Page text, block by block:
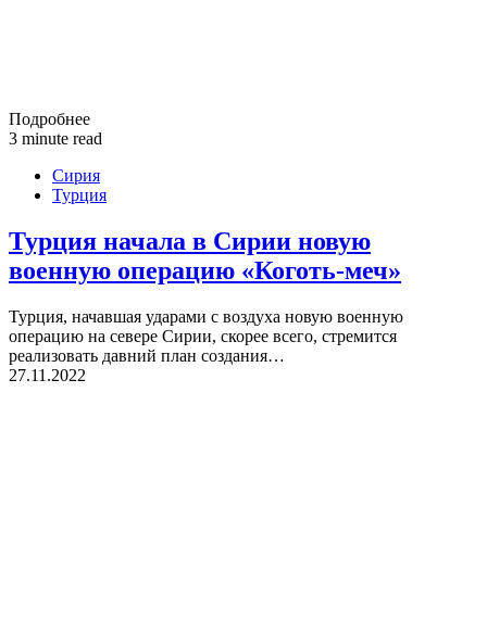
Подробнее
3 minute read
Сирия
Турция
Турция начала в Сирии новую
военную операцию «Коготь-меч»
Турция, начавшая ударами с воздуха новую военную
операцию на севере Сирии, скорее всего, стремится
реализовать давний план создания…
27.11.2022